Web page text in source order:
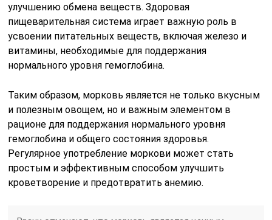
улучшению обмена веществ. Здоровая
пищеварительная система играет важную роль в
усвоении питательных веществ, включая железо и
витамины, необходимые для поддержания
нормального уровня гемоглобина.
Таким образом, морковь является не только вкусным
и полезным овощем, но и важным элементом в
рационе для поддержания нормального уровня
гемоглобина и общего состояния здоровья.
Регулярное употребление моркови может стать
простым и эффективным способом улучшить
кроветворение и предотвратить анемию.